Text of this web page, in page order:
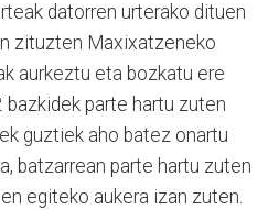
datorren urterako dituen
zituzten Maxixatzeneko
aurkeztu eta bozkatu ere
parte hartu zuten
guztiek aho batez onartu
batzarrean parte hartu zuten
egiteko aukera izan zuten.